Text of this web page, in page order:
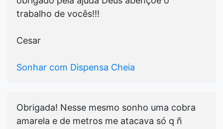
trabalho de vocês!!!
Cesar
Sonhar com Dispensa Cheia
Obrigada! Nesse mesmo sonho uma cobra
amarela e de metros me atacava só q ñ